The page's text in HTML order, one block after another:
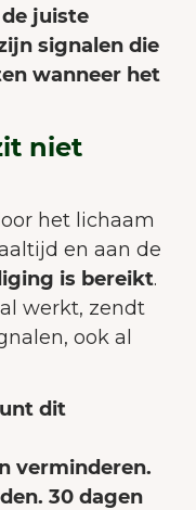
juiste
signalen die
wanneer het
niet
het lichaam
en aan de
is bereikt.
werkt, zendt
ook al
dit
verminderen.
30 dagen